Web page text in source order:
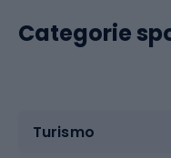
Categorie
Turismo